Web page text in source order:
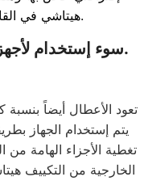
هيتاشي في القاهرة الجديدة بشكل عام.
سوء إستخدام لأجهزة هيتاشي في القاهرة الجديدة.
تعود الأعطال أيضاً
يتم إستخدام الجهاز
تغطية الأجزاء الهامة من
الخارجية من التكييف